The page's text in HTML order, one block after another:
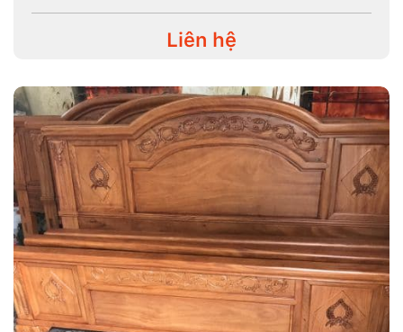
Liên hệ